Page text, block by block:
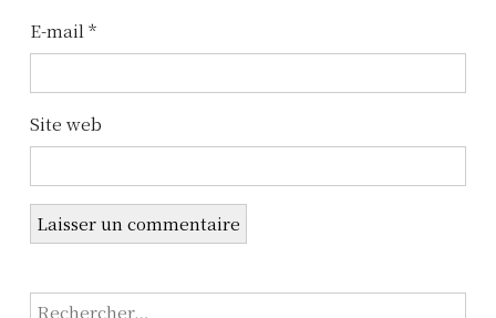
a
r
t
i
c
l
E-mail *
Site web
R